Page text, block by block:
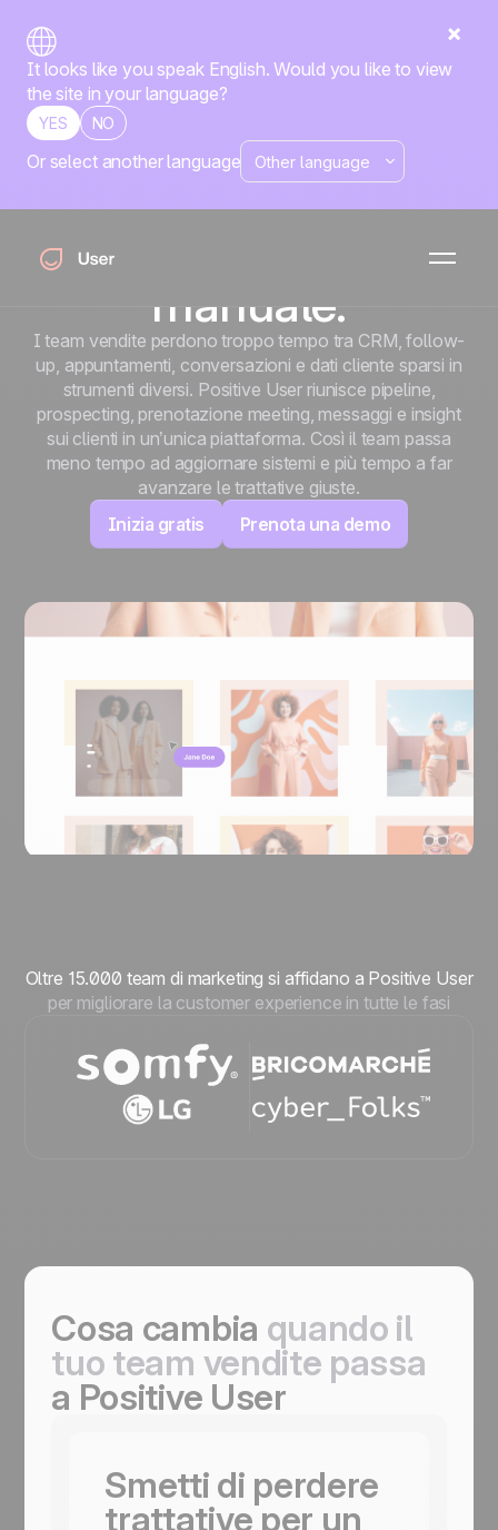
It looks like you speak English. Would you like to view
the site in your language?
YES NO
Or select another language
TEAM VENDITE
Chiudi più trattative,
con meno lavoro
manuale.
I team vendite perdono troppo tempo tra CRM, follow-
up, appuntamenti, conversazioni e dati cliente sparsi in
strumenti diversi. Positive User riunisce pipeline,
prospecting, prenotazione meeting, messaggi e insight
sui clienti in un’unica piattaforma. Così il team passa
meno tempo ad aggiornare sistemi e più tempo a far
avanzare le trattative giuste.
Inizia gratis
Prenota una demo
Oltre 15.000 team di marketing si affidano a Positive User
per migliorare la customer experience in tutte le fasi
Cosa cambia quando il
tuo team vendite passa
a Positive User
Smetti di perdere
trattative per un